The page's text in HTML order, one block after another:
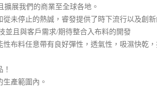
擴展我們的商業至全球各地。
未停止的熱誠，睿發提供了時下流行以及創
並且與客戶需求/期待整合入布料的開發
布料任意帶有良好彈性，透氣性，吸濕快乾
產範圍內。